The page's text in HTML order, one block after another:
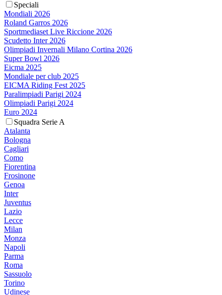
Speciali
Mondiali 2026
Roland Garros 2026
Sportmediaset Live Riccione 2026
Scudetto Inter 2026
Olimpiadi Invernali Milano Cortina 2026
Super Bowl 2026
Eicma 2025
Mondiale per club 2025
EICMA Riding Fest 2025
Paralimpiadi Parigi 2024
Olimpiadi Parigi 2024
Euro 2024
Squadra Serie A
Atalanta
Bologna
Cagliari
Como
Fiorentina
Frosinone
Genoa
Inter
Juventus
Lazio
Lecce
Milan
Monza
Napoli
Parma
Roma
Sassuolo
Torino
Udinese